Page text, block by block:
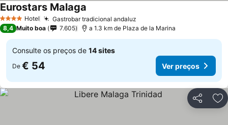
4 EstrelasHotel Gastrobar tradicional andaluz
Eurostars Malaga
8,4 Muito boa 7.605 a 1.3 km de Plaza de la Marina
Consulte os preços de 14 sites
De € 54 Ver preços
Partilhar